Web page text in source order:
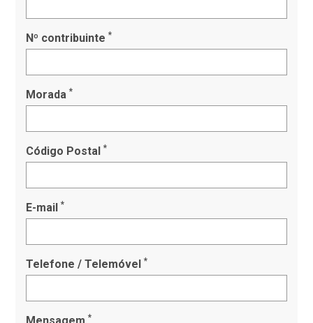
Nº contribuinte*
Morada*
Código Postal*
E-mail*
Telefone / Telemóvel*
Mensagem*